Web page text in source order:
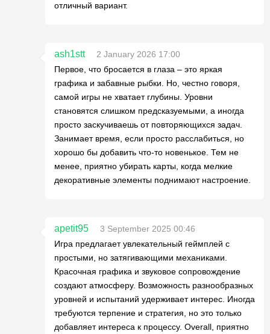
отличный вариант.
ash1stt
2 January 2026 17:00
Первое, что бросается в глаза – это яркая
графика и забавные рыбки. Но, честно говоря,
самой игры не хватает глубины. Уровни
становятся слишком предсказуемыми, а иногда
просто заскучиваешь от повторяющихся задач.
Занимает время, если просто расслабиться, но
хорошо бы добавить что-то новенькое. Тем не
менее, приятно убирать карты, когда мелкие
декоративные элементы поднимают настроение.
apetit95
3 September 2025 00:46
Игра предлагает увлекательный геймплей с
простыми, но затягивающими механиками.
Красочная графика и звуковое сопровождение
создают атмосферу. Возможность разнообразных
уровней и испытаний удерживает интерес. Иногда
требуются терпение и стратегия, но это только
добавляет интереса к процессу. Overall, приятно